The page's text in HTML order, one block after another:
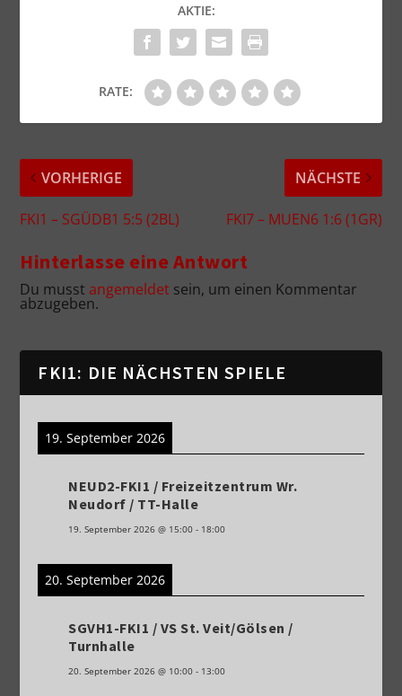
AKTIE:
RATE:
VORHERIGE
FKI1 – SGÜDB1 5:5 (2BL)
NÄCHSTE
FKI7 – MUEN6 1:6 (1GR)
Hinterlasse eine Antwort
Du musst angemeldet sein, um einen Kommentar
abzugeben.
FKI1: DIE NÄCHSTEN SPIELE
19. September 2026
NEUD2-FKI1 / Freizeitzentrum Wr.
Neudorf / TT-Halle
19. September 2026 @ 15:00 - 18:00
20. September 2026
SGVH1-FKI1 / VS St. Veit/Gölsen /
Turnhalle
20. September 2026 @ 10:00 - 13:00